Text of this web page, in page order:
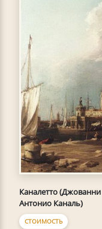
Каналетто (Джованни
Антонио Каналь)
СТОИМОСТЬ